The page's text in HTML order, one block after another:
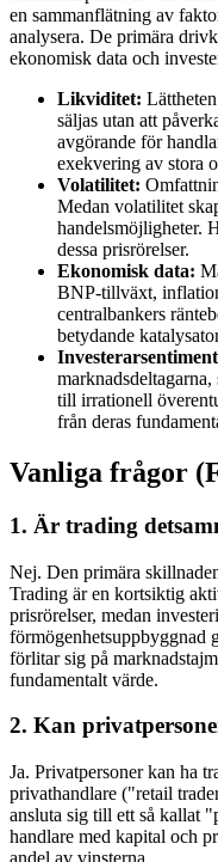
en sammanflätning av
analysera. De primära
ekonomisk data och
Likviditet:
säljas utan att
avgörande för
exekvering av stora
Volatilitet:
Medan volatilitet
handelsmöjligheter.
dessa prisrörelser.
Ekonomisk data:
BNP-tillväxt,
centralbankers
betydande
till irrationell
från deras
Vanliga frågor
1. Är trading
Nej. Den primära
Trading är en kortsiktig
prisrörelser, medan
förmögenhetsuppbyggnad
förlitar sig på
fundamentalt värde.
2. Kan
Ja. Privatpersoner kan ha
privathandlare ("retail
ansluta sig till ett så kallat
handlare med kapital och